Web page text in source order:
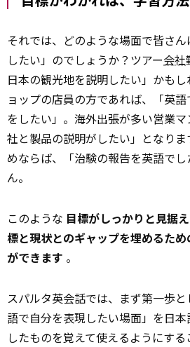
それでは、どのような場面で皆さ
したい」のでしょうか？ツアー会社
日本の観光地を説明したい」かも
ョップの店員の方であれば、「英
をしたい」。海外出張が多い営業
社と製品の説明がしたい」となり
めならば、「治験の報告を英語で
ん。
このような 目標がしっかりと見据
標と現状とのギャップを埋めるた
ができます 。
スパルタ英会話では、まず第一歩
語で自分を表現したい場面」を日
したものを覚えて使えるようにする